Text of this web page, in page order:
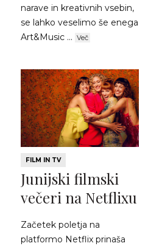
narave in kreativnih vsebin,
se lahko veselimo še enega
Art&Music ... Več
FILM IN TV
Junijski filmski
večeri na Netflixu
Začetek poletja na
platformo Netflix prinaša